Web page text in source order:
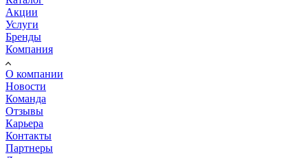
Акции
Услуги
Бренды
Компания
О компании
Новости
Команда
Отзывы
Карьера
Контакты
Партнеры